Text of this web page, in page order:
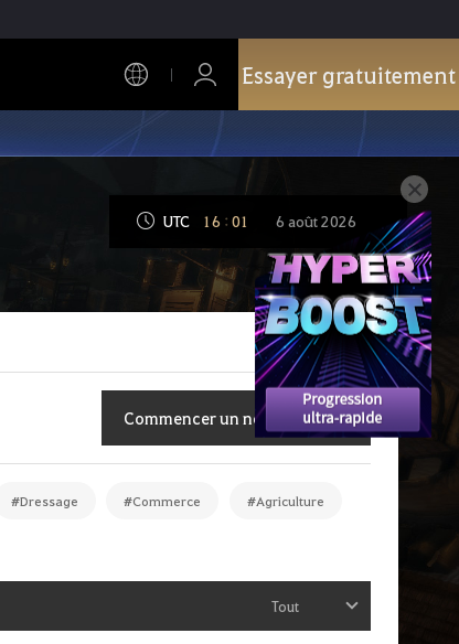
Essayer gratuitement
UTC 16 : 01 6 août 2026
Commencer un nouveau sujet
#Dressage #Commerce #Agriculture
Tout